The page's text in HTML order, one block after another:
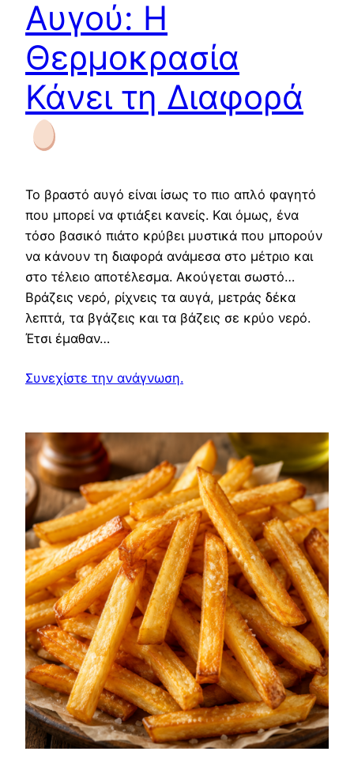
Αυγού: Η
Θερμοκρασία
Κάνει τη Διαφορά
Το βραστό αυγό είναι ίσως το πιο απλό φαγητό
που μπορεί να φτιάξει κανείς. Και όμως, ένα
τόσο βασικό πιάτο κρύβει μυστικά που μπορούν
να κάνουν τη διαφορά ανάμεσα στο μέτριο και
στο τέλειο αποτέλεσμα. Ακούγεται σωστό…
Βράζεις νερό, ρίχνεις τα αυγά, μετράς δέκα
λεπτά, τα βγάζεις και τα βάζεις σε κρύο νερό.
Έτσι έμαθαν…
Συνεχίστε την ανάγνωση.